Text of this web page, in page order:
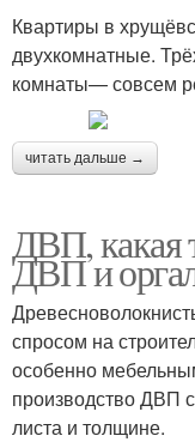
Квартиры в
двухкомнатные.
комнаты— совсем
читать дальше →
ДВП, какая
ДВП и
спросом на
особенно
производство ДВП
листа и толщине.